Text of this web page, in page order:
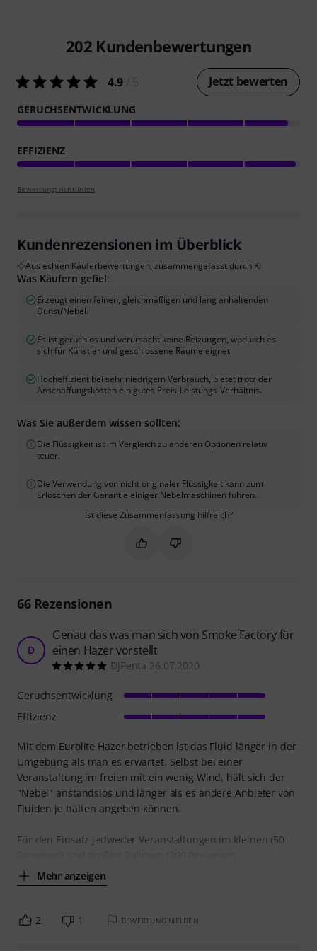
202 Kundenbewertungen
4.9 Jetzt bewerten
GERUCHSENTWICKLUNG
EFFIZIENZ
Bewertungsrichtlinien
Kundenrezensionen im Überblick
Aus echten Käuferbewertungen, zusammengefasst durch KI
Was Käufern gefiel:
Erzeugt einen feinen, gleichmäßigen und lang anhaltenden
Dunst/Nebel.
Es ist geruchlos und verursacht keine Reizungen, wodurch es
sich für Künstler und geschlossene Räume eignet.
Hocheffizient bei sehr niedrigem Verbrauch, bietet trotz der
Anschaffungskosten ein gutes Preis-Leistungs-Verhältnis.
Was Sie außerdem wissen sollten:
Die Flüssigkeit ist im Vergleich zu anderen Optionen relativ
teuer.
Die Verwendung von nicht originaler Flüssigkeit kann zum
Erlöschen der Garantie einiger Nebelmaschinen führen.
Ist diese Zusammenfassung hilfreich?
Markieren Sie diese
Markieren Sie diese
66Rezensionen
D
Genau das was man sich von Smoke Factory für
einen Hazer vorstellt
DJPenta 26.07.2020
Mit dem Eurolite Hazer betrieben ist das Fluid länger in der
Umgebung als man es erwartet. Selbst bei einer
Veranstaltung im freien mit ein wenig Wind, hält sich der
"Nebel" anstandslos und länger als es andere Anbieter von
Fluiden je hätten angeben können.
Für den Einsatz jedweder Veranstaltungen im kleinen (50
Mehr anzeigen
Geruchsentwicklung
Effizienz
2 1 BEWERTUNG MELDEN